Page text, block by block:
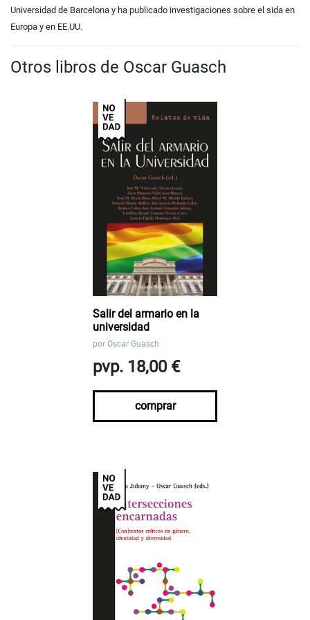
Universidad de Barcelona y ha publicado investigaciones sobre el sida en
Europa y en EE.UU.
Otros libros de Oscar Guasch
Salir del armario en la
universidad
por Oscar Guasch
pvp. 18,00 €
comprar